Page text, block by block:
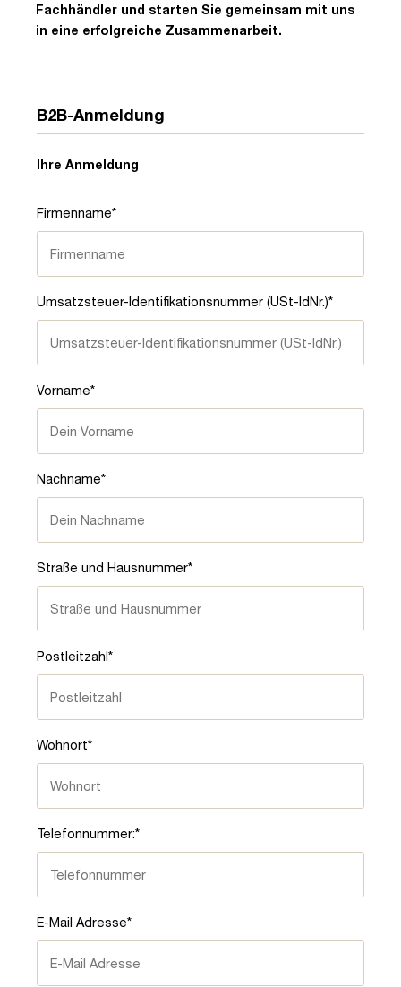
Fachhändler und starten Sie gemeinsam mit uns
in eine erfolgreiche Zusammenarbeit.
B2B-Anmeldung
Ihre Anmeldung
Firmenname*
Umsatzsteuer-Identifikationsnummer (USt-IdNr.)*
Vorname*
Nachname*
Straße und Hausnummer*
Postleitzahl*
Wohnort*
Telefonnummer:*
E-Mail Adresse*